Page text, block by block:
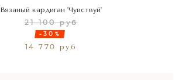
Вязаный кардиган 'Чувствуй'
21 100 руб
-30%
14 770 руб